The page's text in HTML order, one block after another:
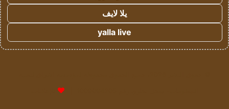
يلا لايف
yalla live